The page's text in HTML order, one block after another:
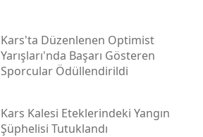
Kars'ta Düzenlenen Optimist
Yarışları'nda Başarı Gösteren
Sporcular Ödüllendirildi
Kars Kalesi Eteklerindeki Yangın
Şüphelisi Tutuklandı